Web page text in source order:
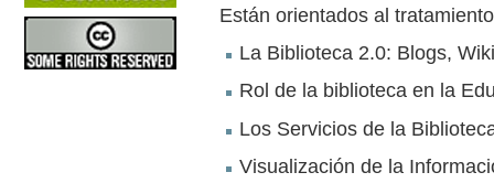
Están orientados al
La Biblioteca 2.0: Blogs,
Rol de la biblioteca en la
Los Servicios de la
Visualización de la